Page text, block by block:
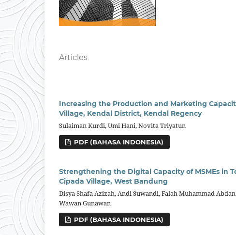
Articles
Increasing the Production and Marketing
Village, Kendal District, Kendal Regency
Sulaiman Kurdi, Umi Hani, Novita Triyatun
PDF (BAHASA INDONESIA)
Strengthening the Digital Capacity of MSMEs in
Cipada Village, West Bandung
Disya Shafa Azizah, Andi Suwandi, Falah Muhammad
Wawan Gunawan
PDF (BAHASA INDONESIA)